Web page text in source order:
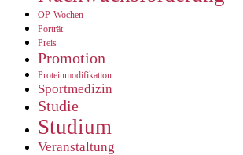
OP-Wochen
Porträt
Preis
Promotion
Proteinmodifikation
Sportmedizin
Studie
Studium
Veranstaltung